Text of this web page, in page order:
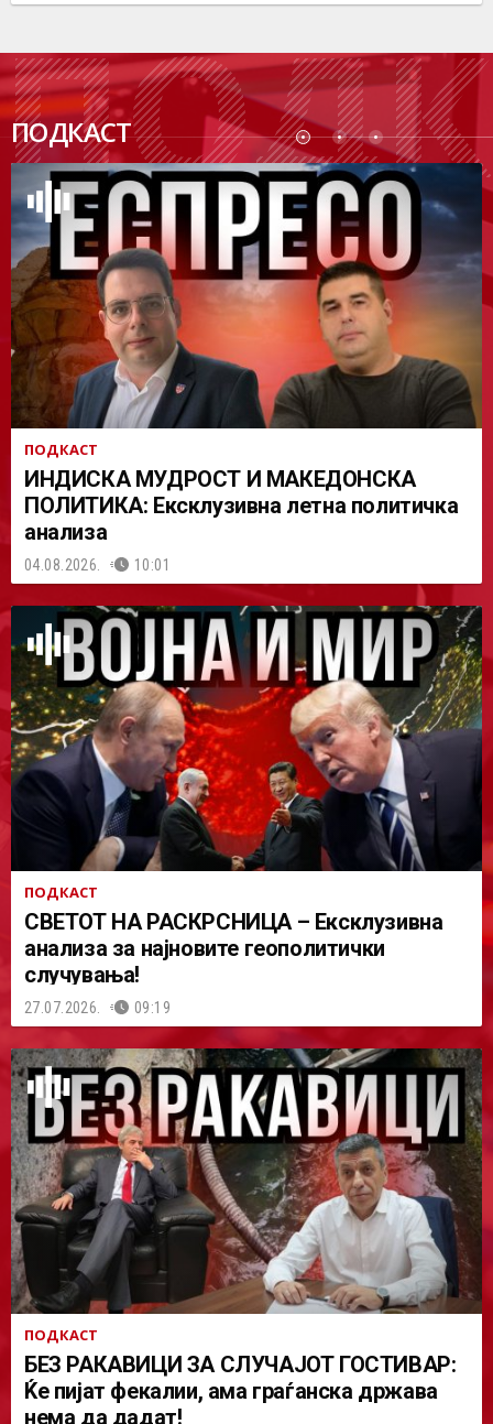
ПОДКАСТ
ПОДК
АСТ
ПОДКАСТ
ИНДИСКА МУДРОСТ И МАКЕДОНСКА
ПОЛИТИКА: Ексклузивна летна политичка
анализа
04.08.2026. 10:01
ПОДКАСТ
СВЕТОТ НА РАСКРСНИЦА – Ексклузивна
анализа за најновите геополитички
случувања!
27.07.2026. 09:19
ПОДКАСТ
БЕЗ РАКАВИЦИ ЗА СЛУЧАЈОТ ГОСТИВАР:
Ќе пијат фекалии, ама граѓанска држава
нема да дадат!